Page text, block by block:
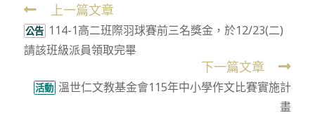
Read
more
articles
上一篇文章
公告 114-1高二班際羽球賽前三名獎金，於12/23(二)
請該班級派員領取完畢
下一篇文章
活動 溫世仁文教基金會115年中小學作文比賽實施計
畫